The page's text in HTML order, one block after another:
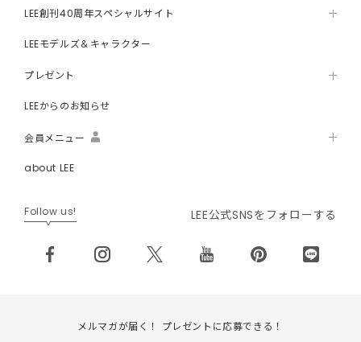
LEE創刊40周年スペシャルサイト
LEEモデルズ＆キャラクター
プレゼント
LEEからのお知らせ
会員メニュー
about LEE
Follow us! LEE公式SNSをフォローする
メルマガが届く！ プレゼントに応募できる！